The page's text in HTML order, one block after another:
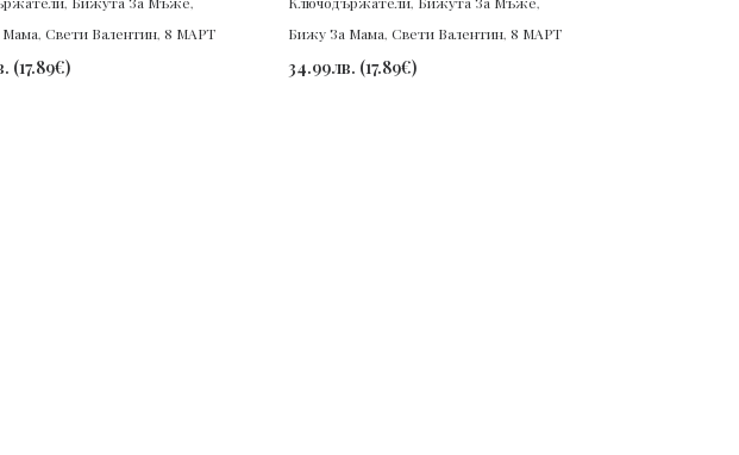
, Свети Валентин, 8 МАРТ
(17.89€)
Бижу За Мама, Свети Валентин, 8 МАРТ
34.99лв. (17.89€)